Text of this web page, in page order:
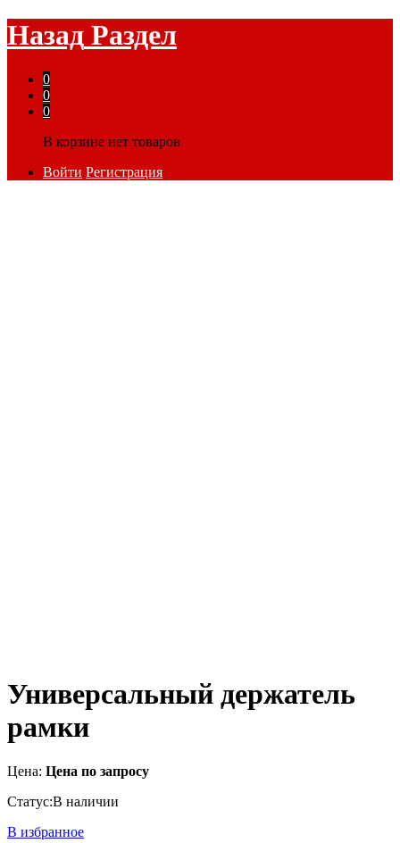
Назад Раздел
0
0
0
В корзине нет товаров
Войти Регистрация
Универсальный держатель
рамки
Цена: Цена по запросу
Статус:В наличии
В избранное